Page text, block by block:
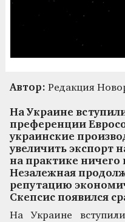
Автор: Редакция
На Украине
преференции
украинские
увеличить экспорт
на практике ничего
Незалежная
репутацию
Скепсис появился
На Украине